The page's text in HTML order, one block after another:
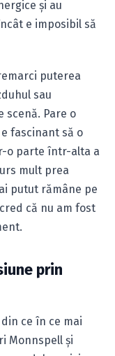
şi au
e imposibil să
puterea
sau
scenă. Pare o
fascinant să o
o parte într-alta a
mult prea
putut rămâne pe
că nu am fost
prin
ce în ce mai
Monnspell şi